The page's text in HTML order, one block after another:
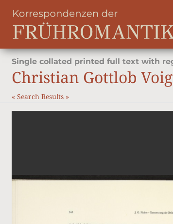
Single collated printed full text with
Christian Gottlob
« Search Results »